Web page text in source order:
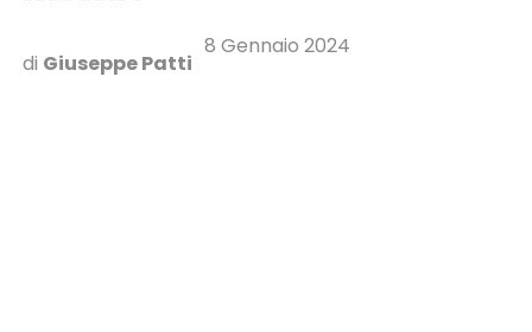
di Giuseppe Patti
8 Gennaio 2024